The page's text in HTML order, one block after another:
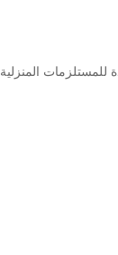
المنزلية